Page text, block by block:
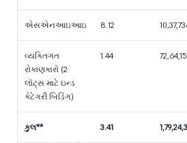
એસએનઆઇઆઇ 8.12
વ્યક્તિગત
રોકાણકારો (2
લૉટ્સ માટે ઇન્ડ
કેટેગરી બિડિંગ)
1.44
કુલ** 3.41